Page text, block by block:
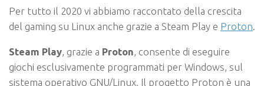
Per tutto il 2020 vi abbiamo raccontato della crescita
del gaming su Linux anche grazie a Steam Play e Proton.
Steam Play, grazie a Proton, consente di eseguire
giochi esclusivamente programmati per Windows, sul
sistema operativo GNU/Linux. Il progetto Proton è una